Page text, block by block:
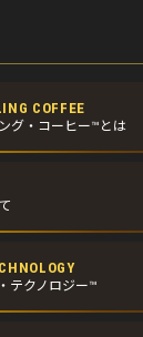
COFFEE
グ・コーヒー™とは
テクノロジー™